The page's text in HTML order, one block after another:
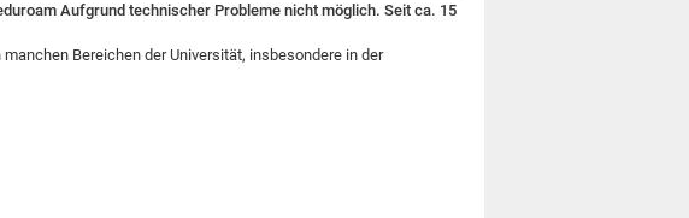
Aufgrund technischer Probleme nicht möglich. Seit ca. 15
Bereichen der Universität, insbesondere in der